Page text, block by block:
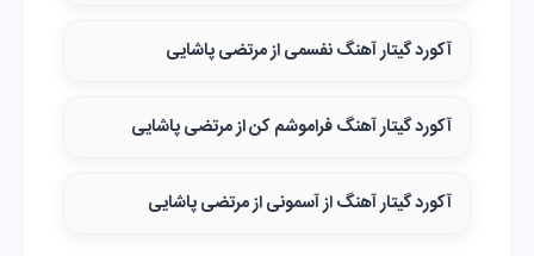
آکورد گیتار آهنگ نفسمی از مرتضی پاشایی
آکورد گیتار آهنگ فراموشم کن از مرتضی پاشایی
آکورد گیتار آهنگ از آسمونی از مرتضی پاشایی